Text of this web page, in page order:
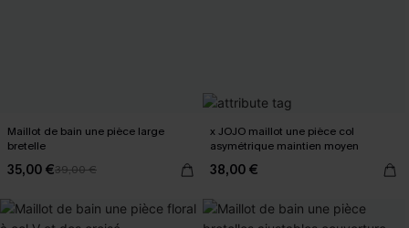
Maillot de bain une pièce large
bretelle
35,00 €39,00 €
x JOJO maillot une pièce col
asymétrique maintien moyen
38,00 €